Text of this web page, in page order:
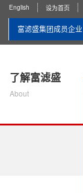
English 设为首页
富滤盛集团成员企业
了解富滤盛
About